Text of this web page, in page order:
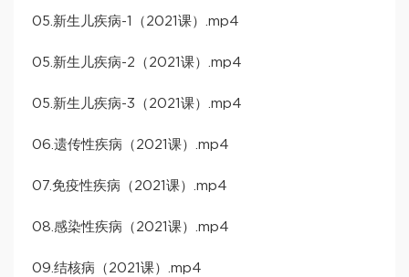
05.新生儿疾病-1（2021课）.mp4
05.新生儿疾病-2（2021课）.mp4
05.新生儿疾病-3（2021课）.mp4
06.遗传性疾病（2021课）.mp4
07.免疫性疾病（2021课）.mp4
08.感染性疾病（2021课）.mp4
09.结核病（2021课）.mp4